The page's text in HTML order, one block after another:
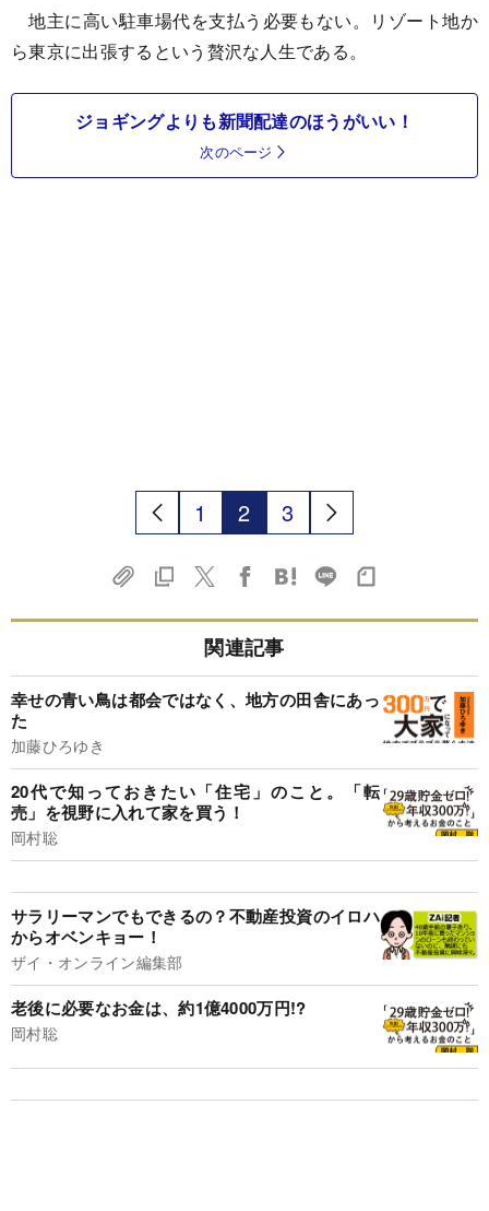
地主に高い駐車場代を支払う必要もない。リゾート地か
ら東京に出張するという贅沢な人生である。
ジョギングよりも新聞配達のほうがいい！
次のページ
1 2 3
関連記事
幸せの青い鳥は都会ではなく、地方の田舎にあっ
た
加藤ひろゆき
20代で知っておきたい「住宅」のこと。「転
売」を視野に入れて家を買う！
岡村聡
サラリーマンでもできるの？不動産投資のイロハ
からオベンキョー！
ザイ・オンライン編集部
老後に必要なお金は、約1億4000万円!?
岡村聡